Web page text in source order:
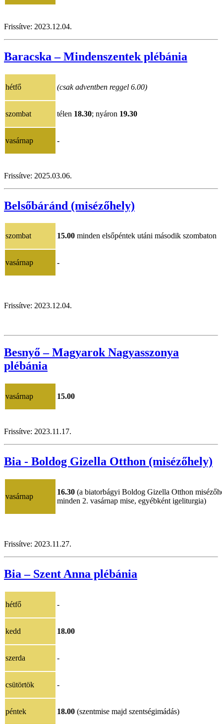
Frissítve: 2023.12.04.
Baracska – Mindenszentek plébánia
hétfő (csak adventben reggel 6.00)
szombat télen 18.30; nyáron 19.30
vasárnap -
Frissítve: 2025.03.06.
Belsőbáránd (misézőhely)
szombat 15.00 minden elsőpéntek utáni második szombaton
vasárnap -
Frissítve: 2023.12.04.
Besnyő – Magyarok Nagyasszonya
plébánia
vasárnap 15.00
Frissítve: 2023.11.17.
Bia - Boldog Gizella Otthon (misézőhely)
vasárnap
16.30 (a biatorbágyi Boldog Gizella Otthon
minden 2. vasárnap mise, egyébként igeliturgia)
Frissítve: 2023.11.27.
Bia – Szent Anna plébánia
hétfő -
kedd 18.00
szerda -
csütörtök -
péntek 18.00 (szentmise majd szentségimádás)